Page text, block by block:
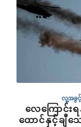
လူ့အခွင့်
လေကြောင်း
ထောင်နှင့်ချီသ